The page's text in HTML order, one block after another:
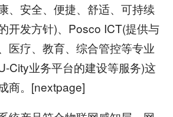
、安全、便捷、舒适、可持续
开发方针)、Posco ICT(提供与
医疗、教育、综合管控等专业
City业务平台的建设等服务)这
商。[nextpage]